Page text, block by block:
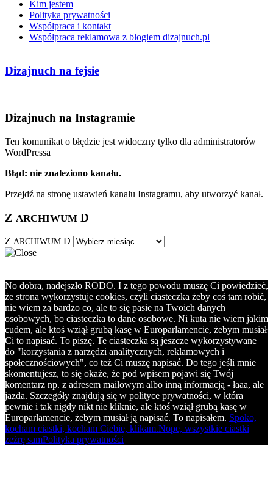
Kim jestem
Polityka prywatności
Współpraca i kontakt
Współpraca reklamowa z blogiem dizajnuch.pl
Dizajnuch na fejsie
Dizajnuch na Instagramie
Ten komunikat o błędzie jest widoczny tylko dla administratorów
WordPressa
Błąd: nie znaleziono kanału.
Przejdź na stronę ustawień kanału Instagramu, aby utworzyć kanał.
Z ARCHIWUM D
Z ARCHIWUM D
No dobra, nadejszło RODO. I z tego powodu muszę Ci powiedzieć,
że strona wykorzystuje cookies, czyli ciasteczka żeby coś tam robić,
nie wiem za bardzo co, ale to się pasie na Twoich danych
osobowych, bo ciasteczka to dane osobowe. Ni kuta nie wiem jakim
cudem, ale ktoś wziął grubą kasę w Europarlamencie, żebym musiał
Ci to napisać. To piszę. Te ciasteczka są jeszcze wykorzystywane
do "korzystania z narzędzi analitycznych, reklamowych i
społecznościowych", co też Ci muszę napisać. Do tego jeśli mnie
skomentujesz, to się okaże, że pod wpisem pojawi się Twój
komentarz np. z adresem mailowym albo inną informacją - łaaa, ale
jazda. Szczegóły znajdują się w polityce prywatności, w która
pewnie i tak nigdy nikt nie kliknie, ale ktoś wziął grubą kasę w
Europarlamencie, żebym musiał ją napisać. To napisałem. Spoko,
kocham ciastki, kocham Ciebie, klikam.Nope, wszystkie ciastki
zeżrę samPolityka prywatności